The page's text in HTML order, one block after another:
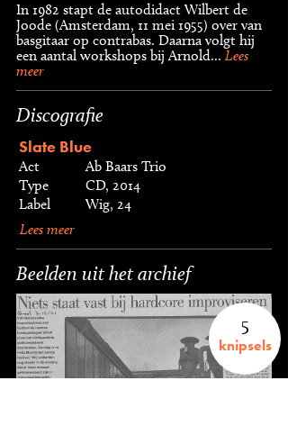
In 1982 stapt de autodidact Wilbert de
Joode (Amsterdam, 11 mei 1955) over van
basgitaar op contrabas. Daarna volgt hij
een aantal workshops bij Arnold... Lees
meer
Discografie
Slate Blue
Act
Ab Baars Trio
Type
CD, 2014
Label
Wig, 24
Lees meer
Beelden uit het archief
5
knipsels